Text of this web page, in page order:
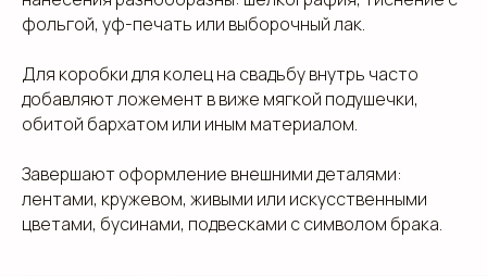
фольгой, уф-печать или выборочный лак.
Для коробки для колец на свадьбу внутрь часто
добавляют ложемент в виже мягкой подушечки,
обитой бархатом или иным материалом.
Завершают оформление внешними деталями:
лентами, кружевом, живыми или искусственными
цветами, бусинами, подвесками с символом брака.